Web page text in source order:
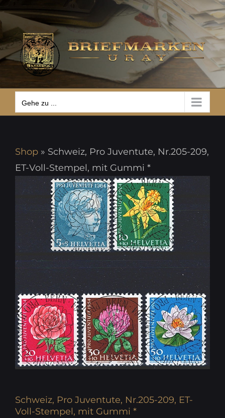
Zum
Inhalt
springen
Gehe zu ...
Gehe zu ...
Shop » Schweiz, Pro Juventute, Nr.205-209,
ET-Voll-Stempel, mit Gummi *
Schweiz, Pro Juventute, Nr.205-209, ET-
Voll-Stempel, mit Gummi *